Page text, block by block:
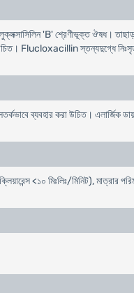
'B' শ্রেণীভূক্ত ঔষধ। তাছাড়া,
উচিত। Flucloxacillin স্তন্যদুগ্ধে
ব্যবহার করা উচিত। এলার্জিক
<১০ মিঃলিঃ/মিনিট), মাত্রার